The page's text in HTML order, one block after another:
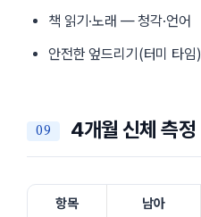
책 읽기·노래 — 청각·언어
안전한 엎드리기(터미 타임)
4개월 신체 측정
항목 남아